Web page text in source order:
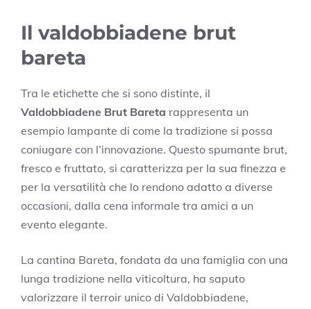
Il valdobbiadene brut
bareta
Tra le etichette che si sono distinte, il
Valdobbiadene Brut Bareta rappresenta un
esempio lampante di come la tradizione si possa
coniugare con l’innovazione. Questo spumante brut,
fresco e fruttato, si caratterizza per la sua finezza e
per la versatilità che lo rendono adatto a diverse
occasioni, dalla cena informale tra amici a un
evento elegante.
La cantina Bareta, fondata da una famiglia con una
lunga tradizione nella viticoltura, ha saputo
valorizzare il terroir unico di Valdobbiadene,